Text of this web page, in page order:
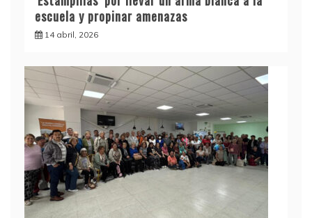
escuela y propinar amenazas
14 abril, 2026